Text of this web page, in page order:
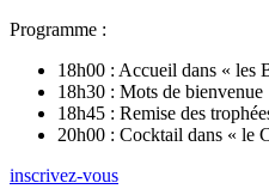
Programme :
18h00 : Accueil dans « les
18h30 : Mots de bienvenue
18h45 : Remise des
20h00 : Cocktail dans « le
inscrivez-vous